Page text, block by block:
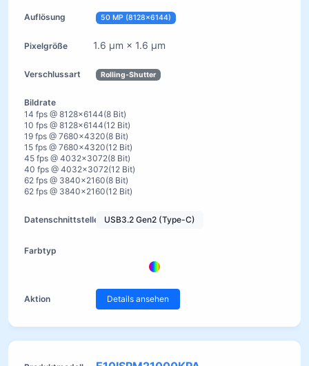
50 MP (8128×6144)
1.6 µm × 1.6 µm
Rolling-Shutter
14 fps @ 8128×6144(8 Bit)
10 fps @ 8128×6144(12 Bit)
19 fps @ 7680×4320(8 Bit)
15 fps @ 7680×4320(12 Bit)
45 fps @ 4032×3072(8 Bit)
40 fps @ 4032×3072(12 Bit)
62 fps @ 3840×2160(8 Bit)
62 fps @ 3840×2160(12 Bit)
USB3.2 Gen2 (Type-C)
Details ansehen